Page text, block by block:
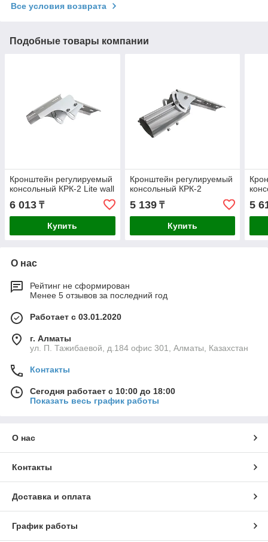
Все условия возврата
Подобные товары компании
Кронштейн регулируемый
консольный КРК-2 Lite wall
6 013 ₸
Купить
Кронштейн регулируемый
консольный КРК-2
5 139₸
Купить
5
О нас
Рейтинг не сформирован
Менее 5 отзывов за последний год
Работает с 03.01.2020
г. Алматы
ул. П. Тажибаевой, д.184 офис 301, Алматы, Казахстан
Контакты
Сегодня работает с 10:00 до 18:00
Показать весь график работы
О нас
Контакты
Доставка и оплата
График работы